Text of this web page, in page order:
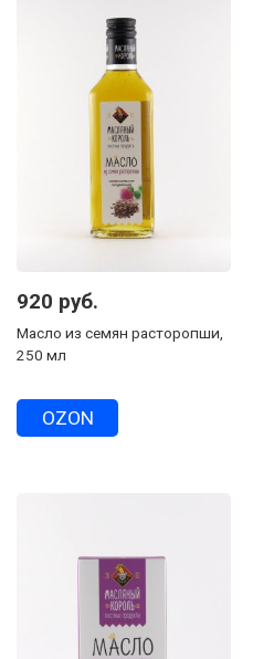
920 руб.
Масло из семян расторопши,
250 мл
OZON